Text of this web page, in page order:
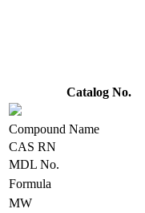
Catalog No.
Compound Name
CAS RN
MDL No.
Formula
MW